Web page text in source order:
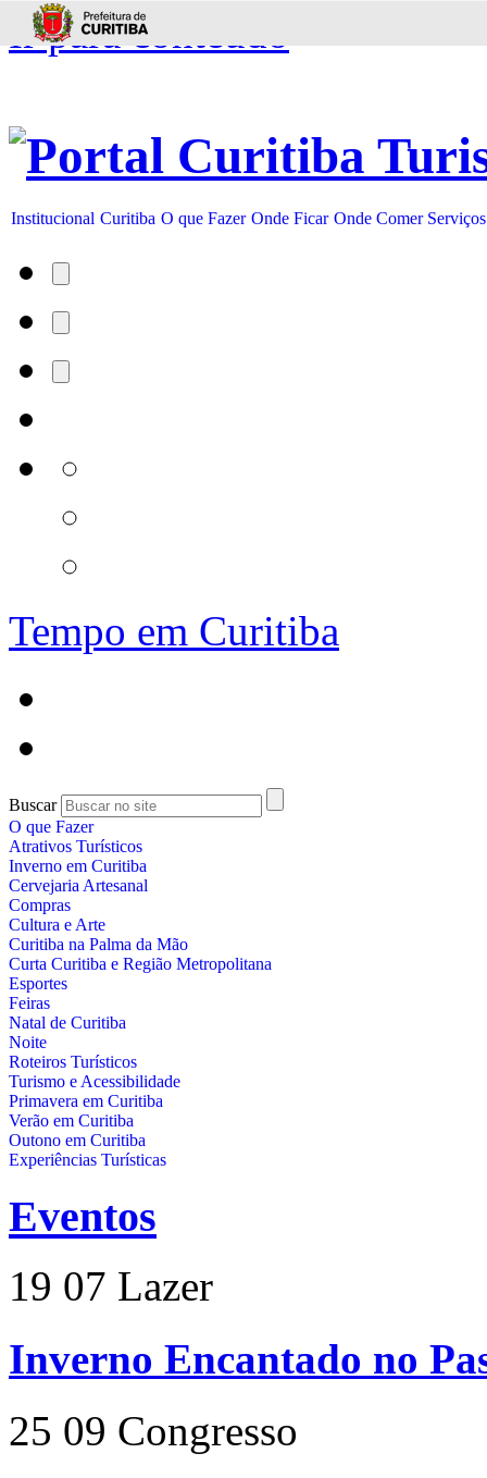
Ir para conteúdo
Institucional Curitiba O que Fazer Onde Ficar Onde Comer Serviços
Tempo em Curitiba
Buscar
O que Fazer
Atrativos Turísticos
Inverno em Curitiba
Cervejaria Artesanal
Compras
Cultura e Arte
Curitiba na Palma da Mão
Curta Curitiba e Região Metropolitana
Esportes
Feiras
Natal de Curitiba
Noite
Roteiros Turísticos
Turismo e Acessibilidade
Primavera em Curitiba
Verão em Curitiba
Outono em Curitiba
Experiências Turísticas
Eventos
19 07 Lazer
Inverno Encantado no
25 09 Congresso